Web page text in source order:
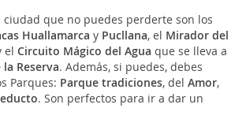
ciudad que no puedes perderte son los
Huallamarca y Pucllana, el Mirador del
el Circuito Mágico del Agua que se lleva a
Reserva. Además, si puedes, debes
Parques: Parque tradiciones, del Amor,
. Son perfectos para ir a dar un